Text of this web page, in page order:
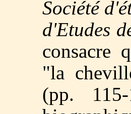
Société
d'Etudes
consacre
"la
(pp.